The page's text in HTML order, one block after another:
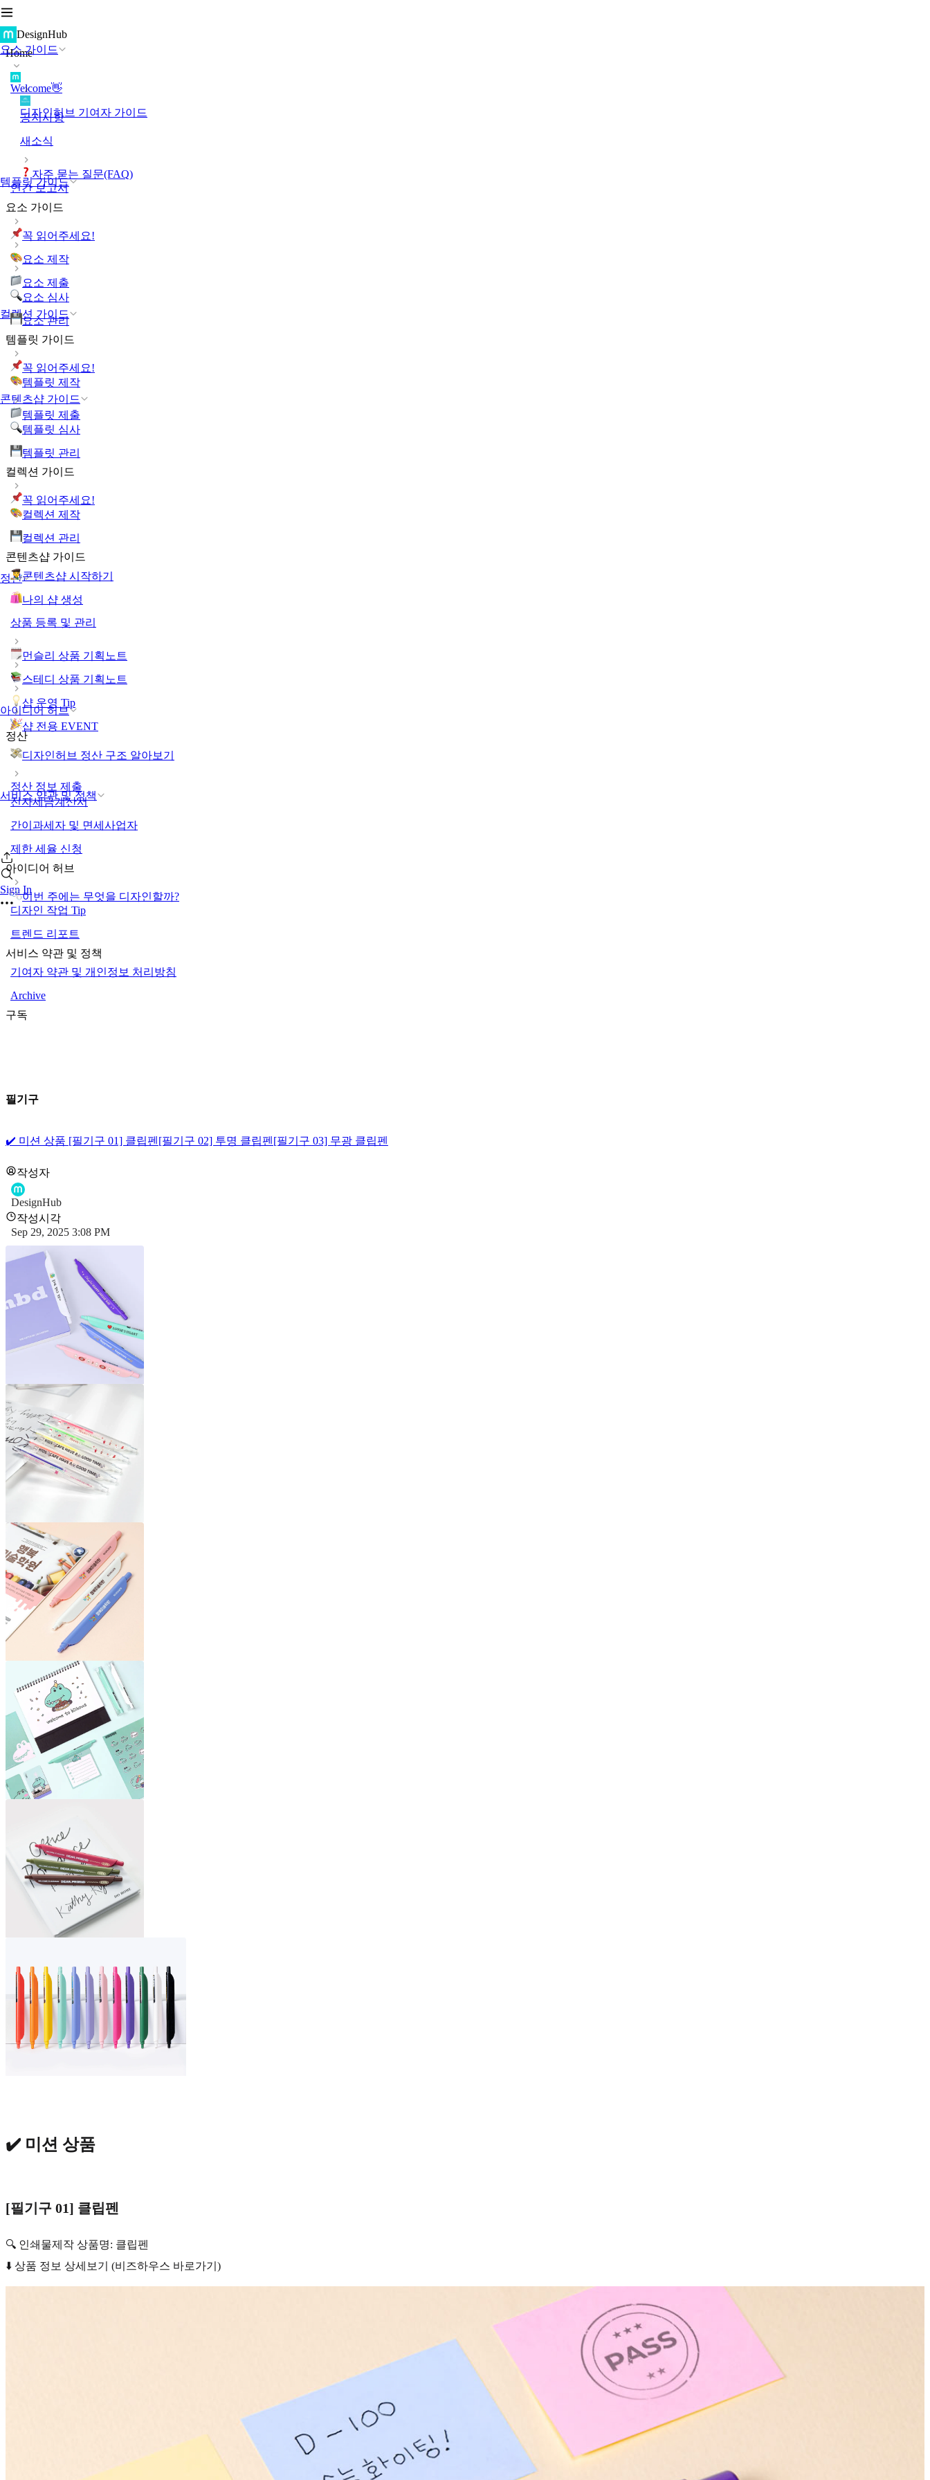
DesignHub
요소 가이드
템플릿 가이드
컬렉션 가이드
콘텐츠샵 가이드
정산
아이디어 허브
서비스 약관 및 정책
Sign In
Home
Welcome👋
디자인허브 기여자 가이드
공지사항
새소식
자주 묻는 질문(FAQ)
연간 보고서
요소 가이드
꼭 읽어주세요!
요소 제작
요소 제출
요소 심사
요소 관리
템플릿 가이드
꼭 읽어주세요!
템플릿 제작
템플릿 제출
템플릿 심사
템플릿 관리
컬렉션 가이드
꼭 읽어주세요!
컬렉션 제작
컬렉션 관리
콘텐츠샵 가이드
콘텐츠샵 시작하기
나의 샵 생성
상품 등록 및 관리
먼슬리 상품 기획노트
스테디 상품 기획노트
샵 운영 Tip
샵 전용 EVENT
정산
디자인허브 정산 구조 알아보기
정산 정보 제출
전자세금계산서
간이과세자 및 면세사업자
제한 세율 신청
아이디어 허브
이번 주에는 무엇을 디자인할까?
디자인 작업 Tip
트렌드 리포트
서비스 약관 및 정책
기여자 약관 및 개인정보 처리방침
Archive
구독
필기구
✔️ 미션 상품 [필기구 01] 클립펜 [필기구 02] 투명 클립펜 [필기구 03] 무광 클립펜
작성자
DesignHub
작성시각
Sep 29, 2025 3:08 PM
✔️ 미션 상품
[필기구 01] 클립펜
🔍 인쇄물제작 상품명: 클립펜
⬇️ 상품 정보 상세보기 (비즈하우스 바로가기)